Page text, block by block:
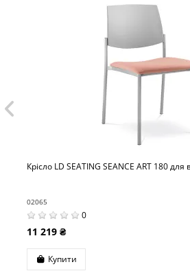
ART 180 для відвідувачів, на ніжках